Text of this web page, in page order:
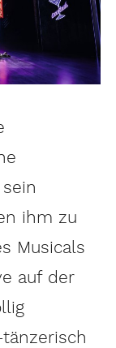
ihm zu
Musicals
auf der